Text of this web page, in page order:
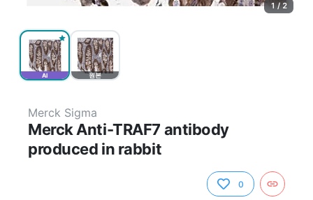
AI 원본
1 / 2
Merck Sigma
Merck Anti-TRAF7 antibody
produced in rabbit
0